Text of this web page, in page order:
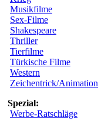
Musikfilme
Sex-Filme
Shakespeare
Thriller
Tierfilme
Türkische Filme
Western
Zeichentrick/Animation
Spezial:
Werbe-Ratschläge